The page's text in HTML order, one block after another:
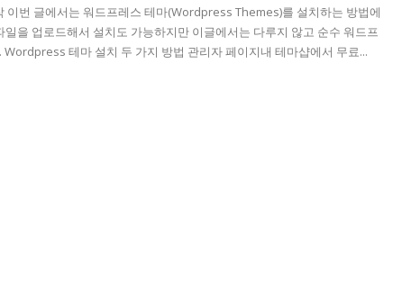
이번 글에서는 워드프레스 테마(Wordpress Themes)를 설치하는 방법에
을 업로드해서 설치도 가능하지만 이글에서는 다루지 않고 순수 워드프
테마 설치 두 가지 방법 관리자 페이지내 테마샵에서 무료...